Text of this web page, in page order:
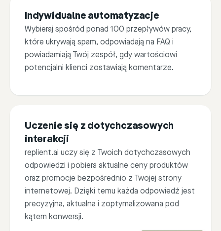
Indywidualne automatyzacje
Wybieraj spośród ponad 100 przepływów pracy,
które ukrywają spam, odpowiadają na FAQ i
powiadamiają Twój zespół, gdy wartościowi
potencjalni klienci zostawiają komentarze.
If
Uczenie się z dotychczasowych
interakcji
replient.ai uczy się z Twoich dotychczasowych
odpowiedzi i pobiera aktualne ceny produktów
oraz promocje bezpośrednio z Twojej strony
internetowej. Dzięki temu każda odpowiedź jest
precyzyjna, aktualna i zoptymalizowana pod
kątem konwersji.